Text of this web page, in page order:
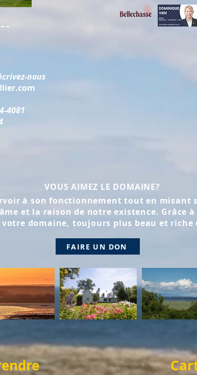
nous
4081
VOUS AIMEZ LE DOMAINE?
à son fonctionnement tout en misant
et la raison de notre existence.
votre domaine, toujours plus beau et riche
FAIRE UN DON